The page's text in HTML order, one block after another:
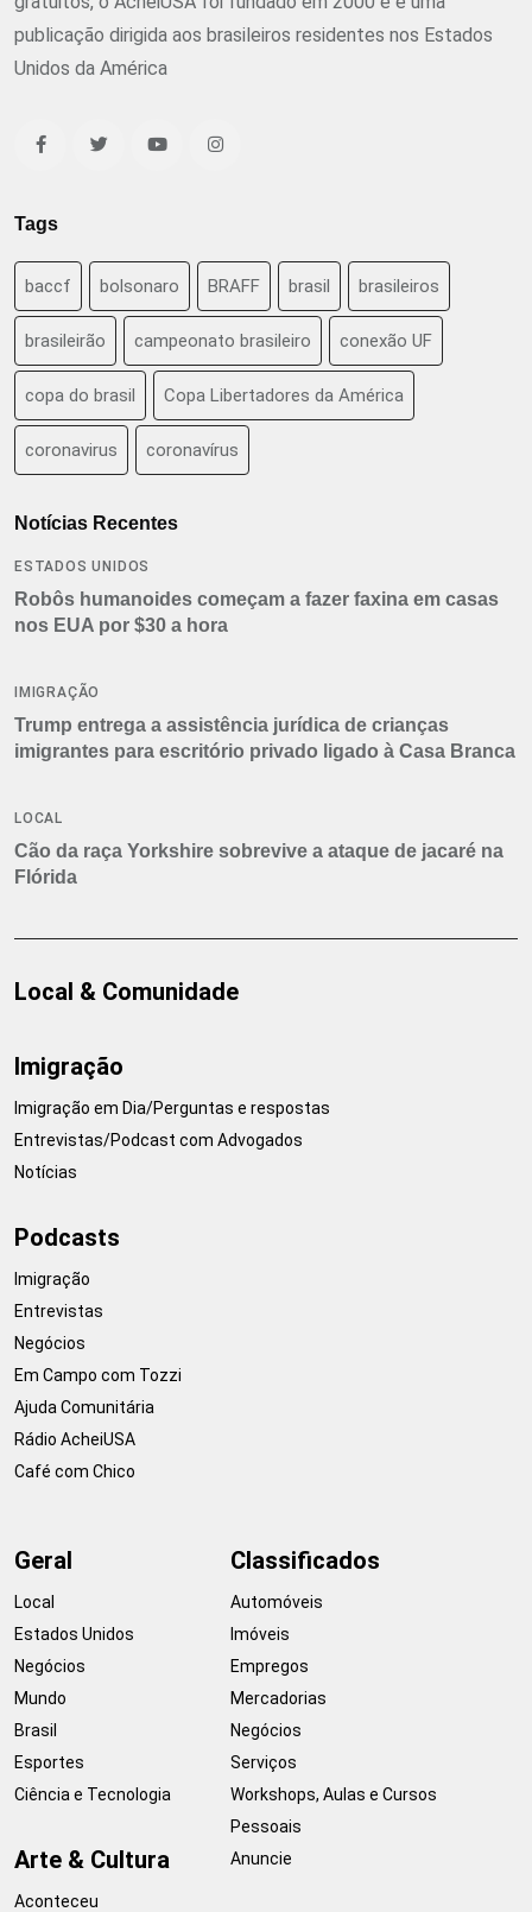
publicação dirigida aos brasileiros residentes nos Estados
Unidos da América
Tags
baccf bolsonaro BRAFF brasil brasileiros
brasileirão campeonato brasileiro conexão UF
copa do brasil Copa Libertadores da América
coronavirus coronavírus
Notícias Recentes
ESTADOS UNIDOS
Robôs humanoides começam a fazer faxina em casas
nos EUA por $30 a hora
IMIGRAÇÃO
Trump entrega a assistência jurídica de crianças
imigrantes para escritório privado ligado à Casa Branca
LOCAL
Cão da raça Yorkshire sobrevive a ataque de jacaré na
Flórida
Local & Comunidade
Imigração
Imigração em Dia/Perguntas e respostas
Entrevistas/Podcast com Advogados
Notícias
Podcasts
Imigração
Entrevistas
Negócios
Em Campo com Tozzi
Ajuda Comunitária
Rádio AcheiUSA
Café com Chico
Geral
Local
Estados Unidos
Negócios
Mundo
Brasil
Esportes
Ciência e Tecnologia
Arte & Cultura
Aconteceu
Classificados
Automóveis
Imóveis
Empregos
Mercadorias
Negócios
Serviços
Workshops, Aulas e Cursos
Pessoais
Anuncie